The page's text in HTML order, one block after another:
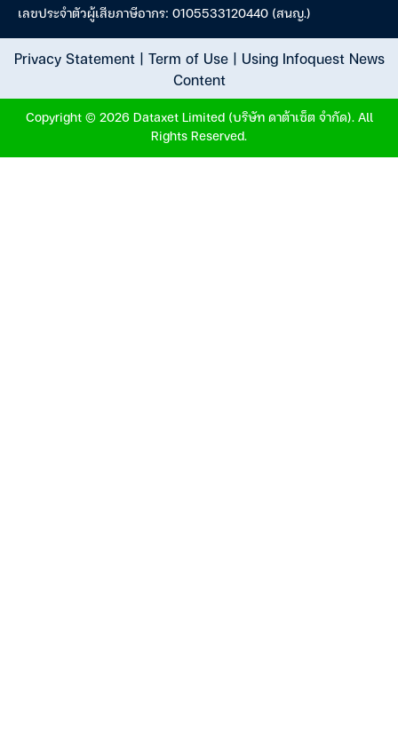
เลขประจำตัวผู้เสียภาษีอากร: 0105533120440 (สนญ.)
Privacy Statement| Term of Use| Using Infoquest News
Content
Copyright © 2026 Dataxet Limited (บริษัท ดาต้าเซ็ต จำกัด). All
Rights Reserved.